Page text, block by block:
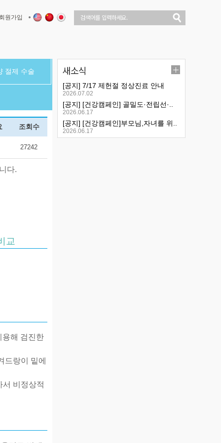
회원가입
절제 수술
조회수
27242
다.
교
용해 검진한
드랑이 밑에
비정상적
새소식
[공지] 7/17 제헌절 정상진료 안내
2026.07.02
[공지] [건강캠페인] 골밀도·전립선·..
2026.06.17
[공지] [건강캠페인]부모님,자녀를 위..
2026.06.17